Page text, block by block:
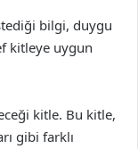
bilgi, duygu
kitleye uygun
kitle. Bu kitle,
gibi farklı